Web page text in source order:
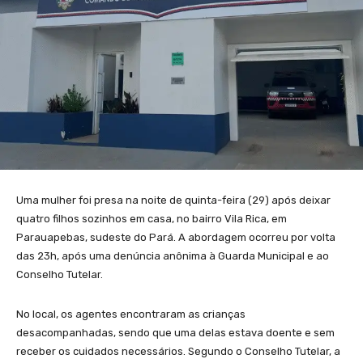
Uma mulher foi presa na noite de quinta-feira (29) após deixar
quatro filhos sozinhos em casa, no bairro Vila Rica, em
Parauapebas, sudeste do Pará. A abordagem ocorreu por volta
das 23h, após uma denúncia anônima à Guarda Municipal e ao
Conselho Tutelar.
No local, os agentes encontraram as crianças
desacompanhadas, sendo que uma delas estava doente e sem
receber os cuidados necessários. Segundo o Conselho Tutelar, a